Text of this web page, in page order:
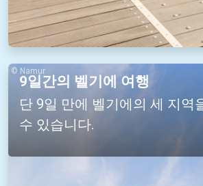
9일간의 벨기에 여행
단 9일 만에 벨기에의 세 지역
수 있습니다.
© Namur